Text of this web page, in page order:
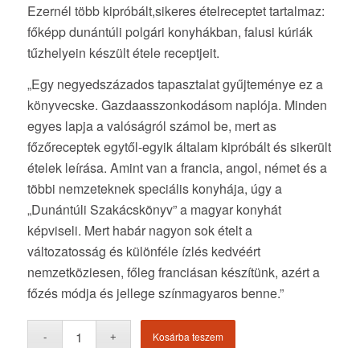
Ezernél több kipróbált,sikeres ételreceptet tartalmaz:
főképp dunántúli polgári konyhákban, falusi kúriák
tűzhelyein készült étele receptjeit.
„Egy negyedszázados tapasztalat gyűjteménye ez a
könyvecske. Gazdaasszonkodásom naplója. Minden
egyes lapja a valóságról számol be, mert as
főzőreceptek egytől-egyik általam kipróbált és sikerült
ételek leírása. Amint van a francia, angol, német és a
többi nemzeteknek speciális konyhája, úgy a
„Dunántúli Szakácskönyv” a magyar konyhát
képviseli. Mert habár nagyon sok ételt a
változatosság és különféle ízlés kedvéért
nemzetköziesen, főleg franciásan készítünk, azért a
főzés módja és jellege színmagyaros benne.”
Kosárba teszem